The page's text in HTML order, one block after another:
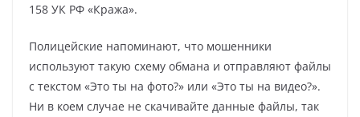
158 УК РФ «Кража».
Полицейские напоминают, что мошенники
используют такую схему обмана и отправляют файлы
с текстом «Это ты на фото?» или «Это ты на видео?».
Ни в коем случае не скачивайте данные файлы, так